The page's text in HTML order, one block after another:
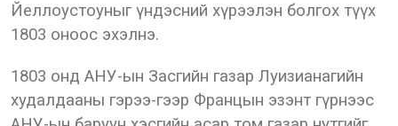
Йеллоустоуныг үндэсний хүрээлэн болгох түүх
1803 оноос эхэлнэ.
1803 онд АНУ-ын Засгийн газар Луизианагийн
худалдааны гэрээ-гээр Францын эзэнт гүрнээс